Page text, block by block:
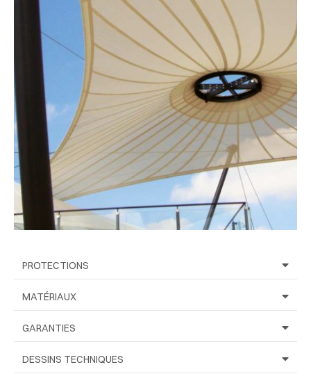
PROTECTIONS
MATÉRIAUX
GARANTIES
DESSINS TECHNIQUES